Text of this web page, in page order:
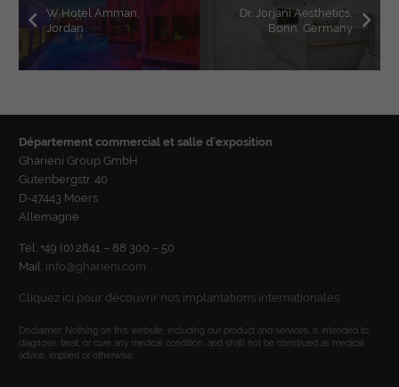
W Hotel Amman,
Jordan
Dr. Jorjani Aesthetics,
Bonn, Germany
Département commercial et salle d´exposition
Gharieni Group GmbH
Gutenbergstr. 40
D-47443 Moers
Allemagne
Tel: +49 (0) 2841 – 88 300 – 50
Mail: info@gharieni.com
Cliquez ici pour découvrir nos implantations internationales
Disclaimer: Nothing on this website, including our product and services, is intended to
diagnose, treat, or cure any medical condition, and shall not be construed as medical
advice, implied or otherwise.